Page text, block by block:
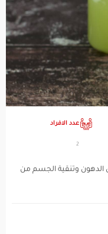
عدد الافراد
2
الدهون وتنقية الجسم من